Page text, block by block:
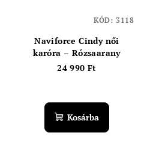
Naviforce Cindy női
karóra – Rózsaarany
24 990 Ft
Kosárba
KÓD: 3118